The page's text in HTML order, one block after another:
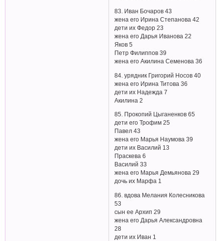
83. Иван Бочаров 43
жена его Ирина Степанова 42
дети их Федор 23
жена его Дарья Иванова 22
Яков 5
Петр Филиппов 39
жена его Акилина Семенова 36
84. урядник Григорий Носов 40
жена его Ирина Титова 36
дети их Надежда 7
Акилина 2
85. Прокопий Цыганенков 65
дети его Трофим 25
Павел 43
жена его Марья Наумова 39
дети их Василий 13
Праскева 6
Василий 33
жена его Марья Демьянова 29
дочь их Марфа 1
86. вдова Мелания Колесникова
53
сын ее Архип 29
жена его Дарья Александровна
28
дети их Иван 1